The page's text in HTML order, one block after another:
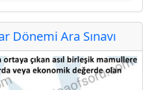
Dönemi Ara Sınavı